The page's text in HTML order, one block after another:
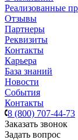
Реализованные
Отзывы
Партнеры
Реквизиты
Контакты
Карьера
База знаний
Новости
События
Контакты
8 (800) 707-44-73
Заказать звонок
Задать вопрос